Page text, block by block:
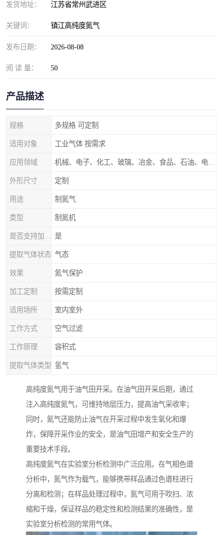
发货地址： 江苏省常州武进区
关键词： 镇江高纯度氮气
发布日期： 2026-08-08
阅 读 量： 50
产品描述
规格 多规格 可定制
适用对象 工业气体 按需求
应用领域
外形尺寸 定制
用途 制氮气
类型 制氮机
是
提取气体状态 气态
效果 氮气保护
加工定制 按需定制
适用场所 室内室外
工作方式 空气过滤
工作原理 容积式
提取气体类型 氢气
高纯度氮气用于油气田开采。在油气田开采后期，通过
注入高纯度氮气，可维持地层压力，提高油气采收率；
同时，氮气还能防止油气在开采过程中发生氧化和爆
炸，保障开采作业的安全，是油气田增产和安全生产的
重要技术手段。​
高纯度氮气在实验室分析检测中广泛应用。在气相色谱
分析中，氮气作为载气，能够携带样品通过色谱柱进行
分离和检测；在样品处理过程中，氮气可用于吹扫、浓
缩和干燥，保证样品的稳定性和检测结果的准确性，是
实验室分析检测的常用气体。